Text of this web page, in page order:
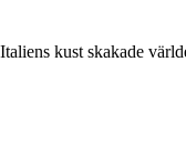
kust skakade